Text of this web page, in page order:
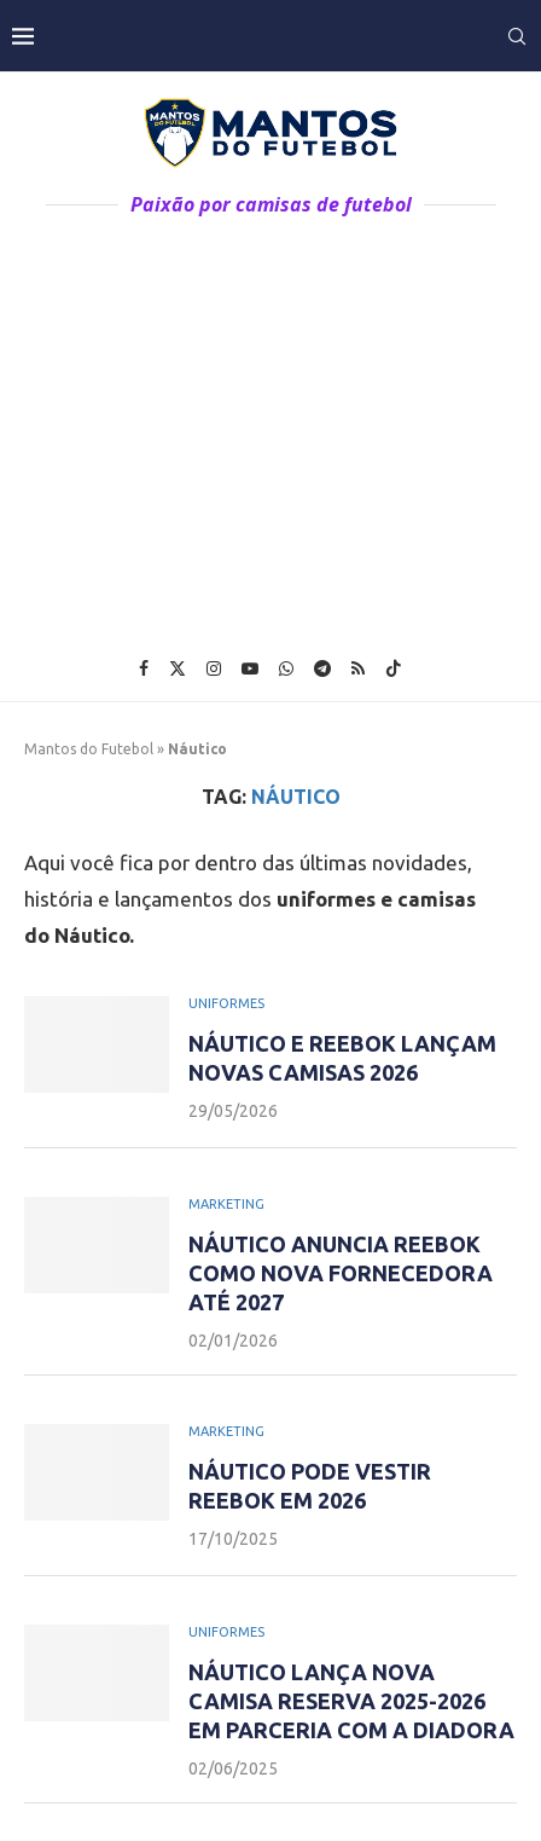
Paixão por camisas de futebol
Mantos do Futebol » Náutico
TAG: NÁUTICO
Aqui você fica por dentro das últimas novidades,
história e lançamentos dos uniformes e camisas
do Náutico.
UNIFORMES
NÁUTICO E REEBOK LANÇAM
NOVAS CAMISAS 2026
29/05/2026
MARKETING
NÁUTICO ANUNCIA REEBOK
COMO NOVA FORNECEDORA
ATÉ 2027
02/01/2026
MARKETING
NÁUTICO PODE VESTIR
REEBOK EM 2026
17/10/2025
UNIFORMES
NÁUTICO LANÇA NOVA
CAMISA RESERVA 2025-2026
EM PARCERIA COM A DIADORA
02/06/2025